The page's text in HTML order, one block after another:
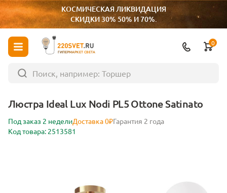
КОСМИЧЕСКАЯ ЛИКВИДАЦИЯ
СКИДКИ 30% 50% И 70%.
ГИПЕРМАРКЕТ СВЕТА
0
Люстра Ideal Lux Nodi PL5 Ottone Satinato
Под заказ 2 неделиДоставка 0₽Гарантия 2 года
Код товара: 2513581